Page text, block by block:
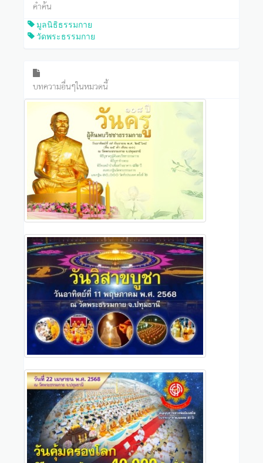
คำค้น
มูลนิธิธรรมกาย
วัดพระธรรมกาย
บทความอื่นๆในหมวดนี้